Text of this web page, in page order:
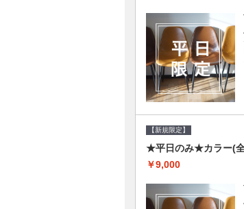
【新規限定】
★平日のみ★カラー(全
￥9,000